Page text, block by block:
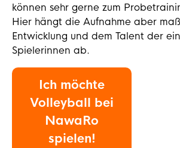
können sehr gerne zum
Hier hängt die Aufnahme aber
Entwicklung und dem Talent der
Spielerinnen ab.
Ich möchte
Volleyball bei
NawaRo
spielen!